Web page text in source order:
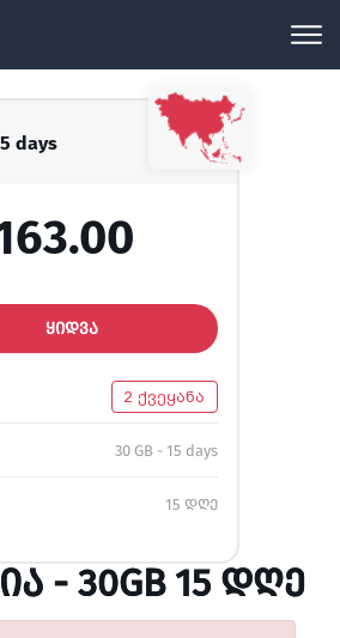
days
ᲧᲘᲓᲕᲐ
2 ქვეყანა
30 GB - 15 days
15 დღე
- 30GB 15 ᲓᲦᲔ